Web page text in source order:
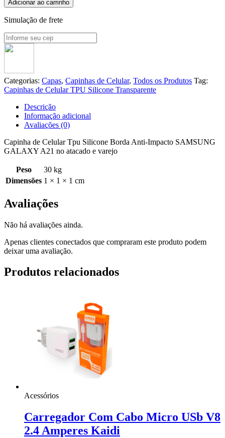
Adicionar ao carrinho
Simulação de frete
Categorias: Capas, Capinhas de Celular, Todos os Produtos Tag:
Capinhas de Celular TPU Silicone Transparente
Descrição
Informação adicional
Avaliações (0)
Capinha de Celular Tpu Silicone Borda Anti-Impacto SAMSUNG
GALAXY A21 no atacado e varejo
Peso
30 kg
Dimensões 1 × 1 × 1 cm
Avaliações
Não há avaliações ainda.
Apenas clientes conectados que compraram este produto podem
deixar uma avaliação.
Produtos relacionados
Acessórios
Carregador Com Cabo Micro USb V8
2.4 Amperes Kaidi